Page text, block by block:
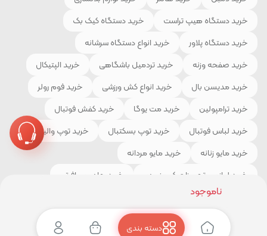
دسته بندی
ناموجود
خرید دستگاه هیپ تراست
خرید دستگاه کیک بک
خرید دستگاه پلاور
خرید انواع دستگاه سرشانه
خرید صفحه وزنه
خرید تردمیل باشگاهی
خرید الپتیکال
خرید مدیسن بال
خرید انواع کش ورزشی
خرید فوم رولر
خرید ترامپولین
خرید مت یوگا
خرید کفش فوتبال
خرید لباس فوتبال
خرید توپ بسکتبال
خرید توپ والیبال
خرید مایو زنانه
خرید مایو مردانه
خرید لوازم و تجهیزات کوهنوردی
خرید چادر مسافرتی
خرید کیسه خواب